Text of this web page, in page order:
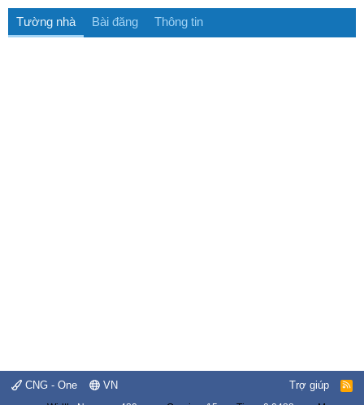
Tường nhà Bài đăng Thông tin
CNG - One VN Trợ giúp
R